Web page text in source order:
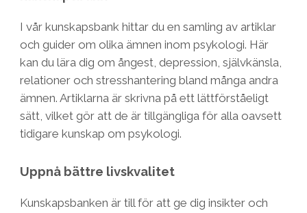
I vår kunskapsbank hittar du en samling av artiklar
och guider om olika ämnen inom psykologi. Här
kan du lära dig om ångest, depression, självkänsla,
relationer och stresshantering bland många andra
ämnen. Artiklarna är skrivna på ett lättförståeligt
sätt, vilket gör att de är tillgängliga för alla oavsett
tidigare kunskap om psykologi.
Uppnå bättre livskvalitet
Kunskapsbanken är till för att ge dig insikter och